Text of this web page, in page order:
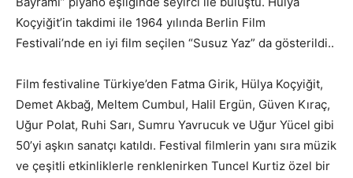
Koçyiğit’in takdimi ile 1964 yılında Berlin Film
Festivali’nde en iyi film seçilen “Susuz Yaz” da gösterildi..
Film festivaline Türkiye’den Fatma Girik, Hülya Koçyiğit,
Demet Akbağ, Meltem Cumbul, Halil Ergün, Güven Kıraç,
Uğur Polat, Ruhi Sarı, Sumru Yavrucuk ve Uğur Yücel gibi
50’yi aşkın sanatçı katıldı. Festival filmlerin yanı sıra müzik
ve çeşitli etkinliklerle renklenirken Tuncel Kurtiz özel bir